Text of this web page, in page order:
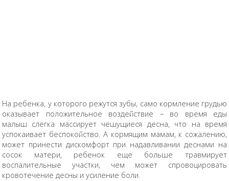
На ребенка, у которого режутся зубы, само кормление грудью
оказывает положительное воздействие – во время еды
малыш слегка массирует чешущиеся десна, что на время
успокаивает беспокойство. А кормящим мамам, к сожалению,
может принести дискомфорт при надавливании деснами на
сосок матери, ребенок еще больше травмирует
воспалительные участки, чем может спровоцировать
кровотечение десны и усиление боли.